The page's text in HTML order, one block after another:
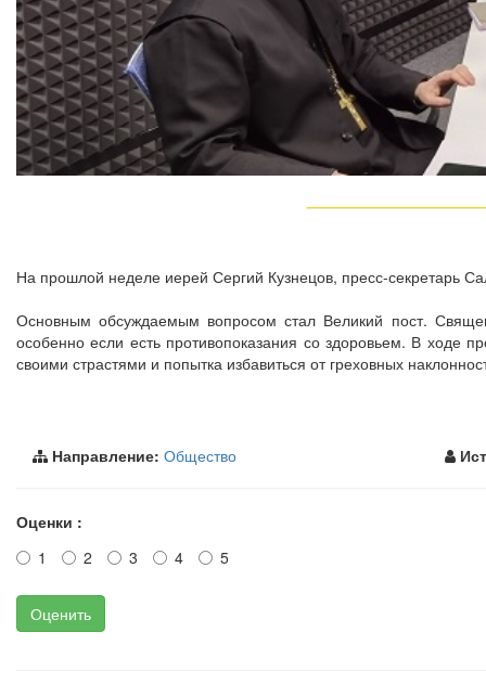
На прошлой неделе иерей Сергий Кузнецов, пресс-секретарь
Основным обсуждаемым вопросом стал Великий пост.
особенно если есть противопоказания со здоровьем. В ходе
своими страстями и попытка избавиться от греховных
Направление: Общество
Оценки :
1
2 3 4 5
Оценить